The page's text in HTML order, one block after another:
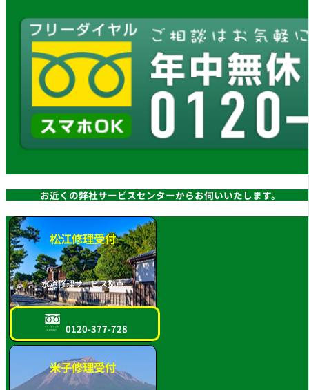
お近くの弊社サービスセンターからお伺いいたします。
松江修理受付
水道修理サービス拠点
フリーダイヤル
スマホOK!! 0120-377-728
米子修理受付